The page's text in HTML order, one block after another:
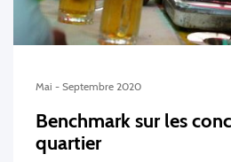
Mai - Septembre 2020
Benchmark sur les
quartier